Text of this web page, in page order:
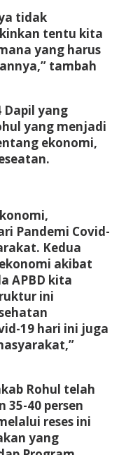
tidak
tentu kita
yang harus
tambah
Dapil yang
yang menjadi
ekonomi,
Pandemi Covid-
Kedua
akibat
APBD kita
ini
19 hari ini juga
Rohul telah
40 persen
reses ini
yang